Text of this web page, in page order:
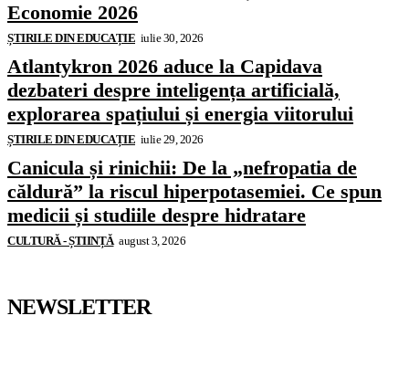
Economie 2026
ȘTIRILE DIN EDUCAȚIE iulie 30, 2026
Atlantykron 2026 aduce la Capidava
dezbateri despre inteligența artificială,
explorarea spațiului și energia viitorului
ȘTIRILE DIN EDUCAȚIE iulie 29, 2026
Canicula și rinichii: De la „nefropatia de
căldură” la riscul hiperpotasemiei. Ce spun
medicii și studiile despre hidratare
CULTURĂ - ȘTIINȚĂ august 3, 2026
NEWSLETTER